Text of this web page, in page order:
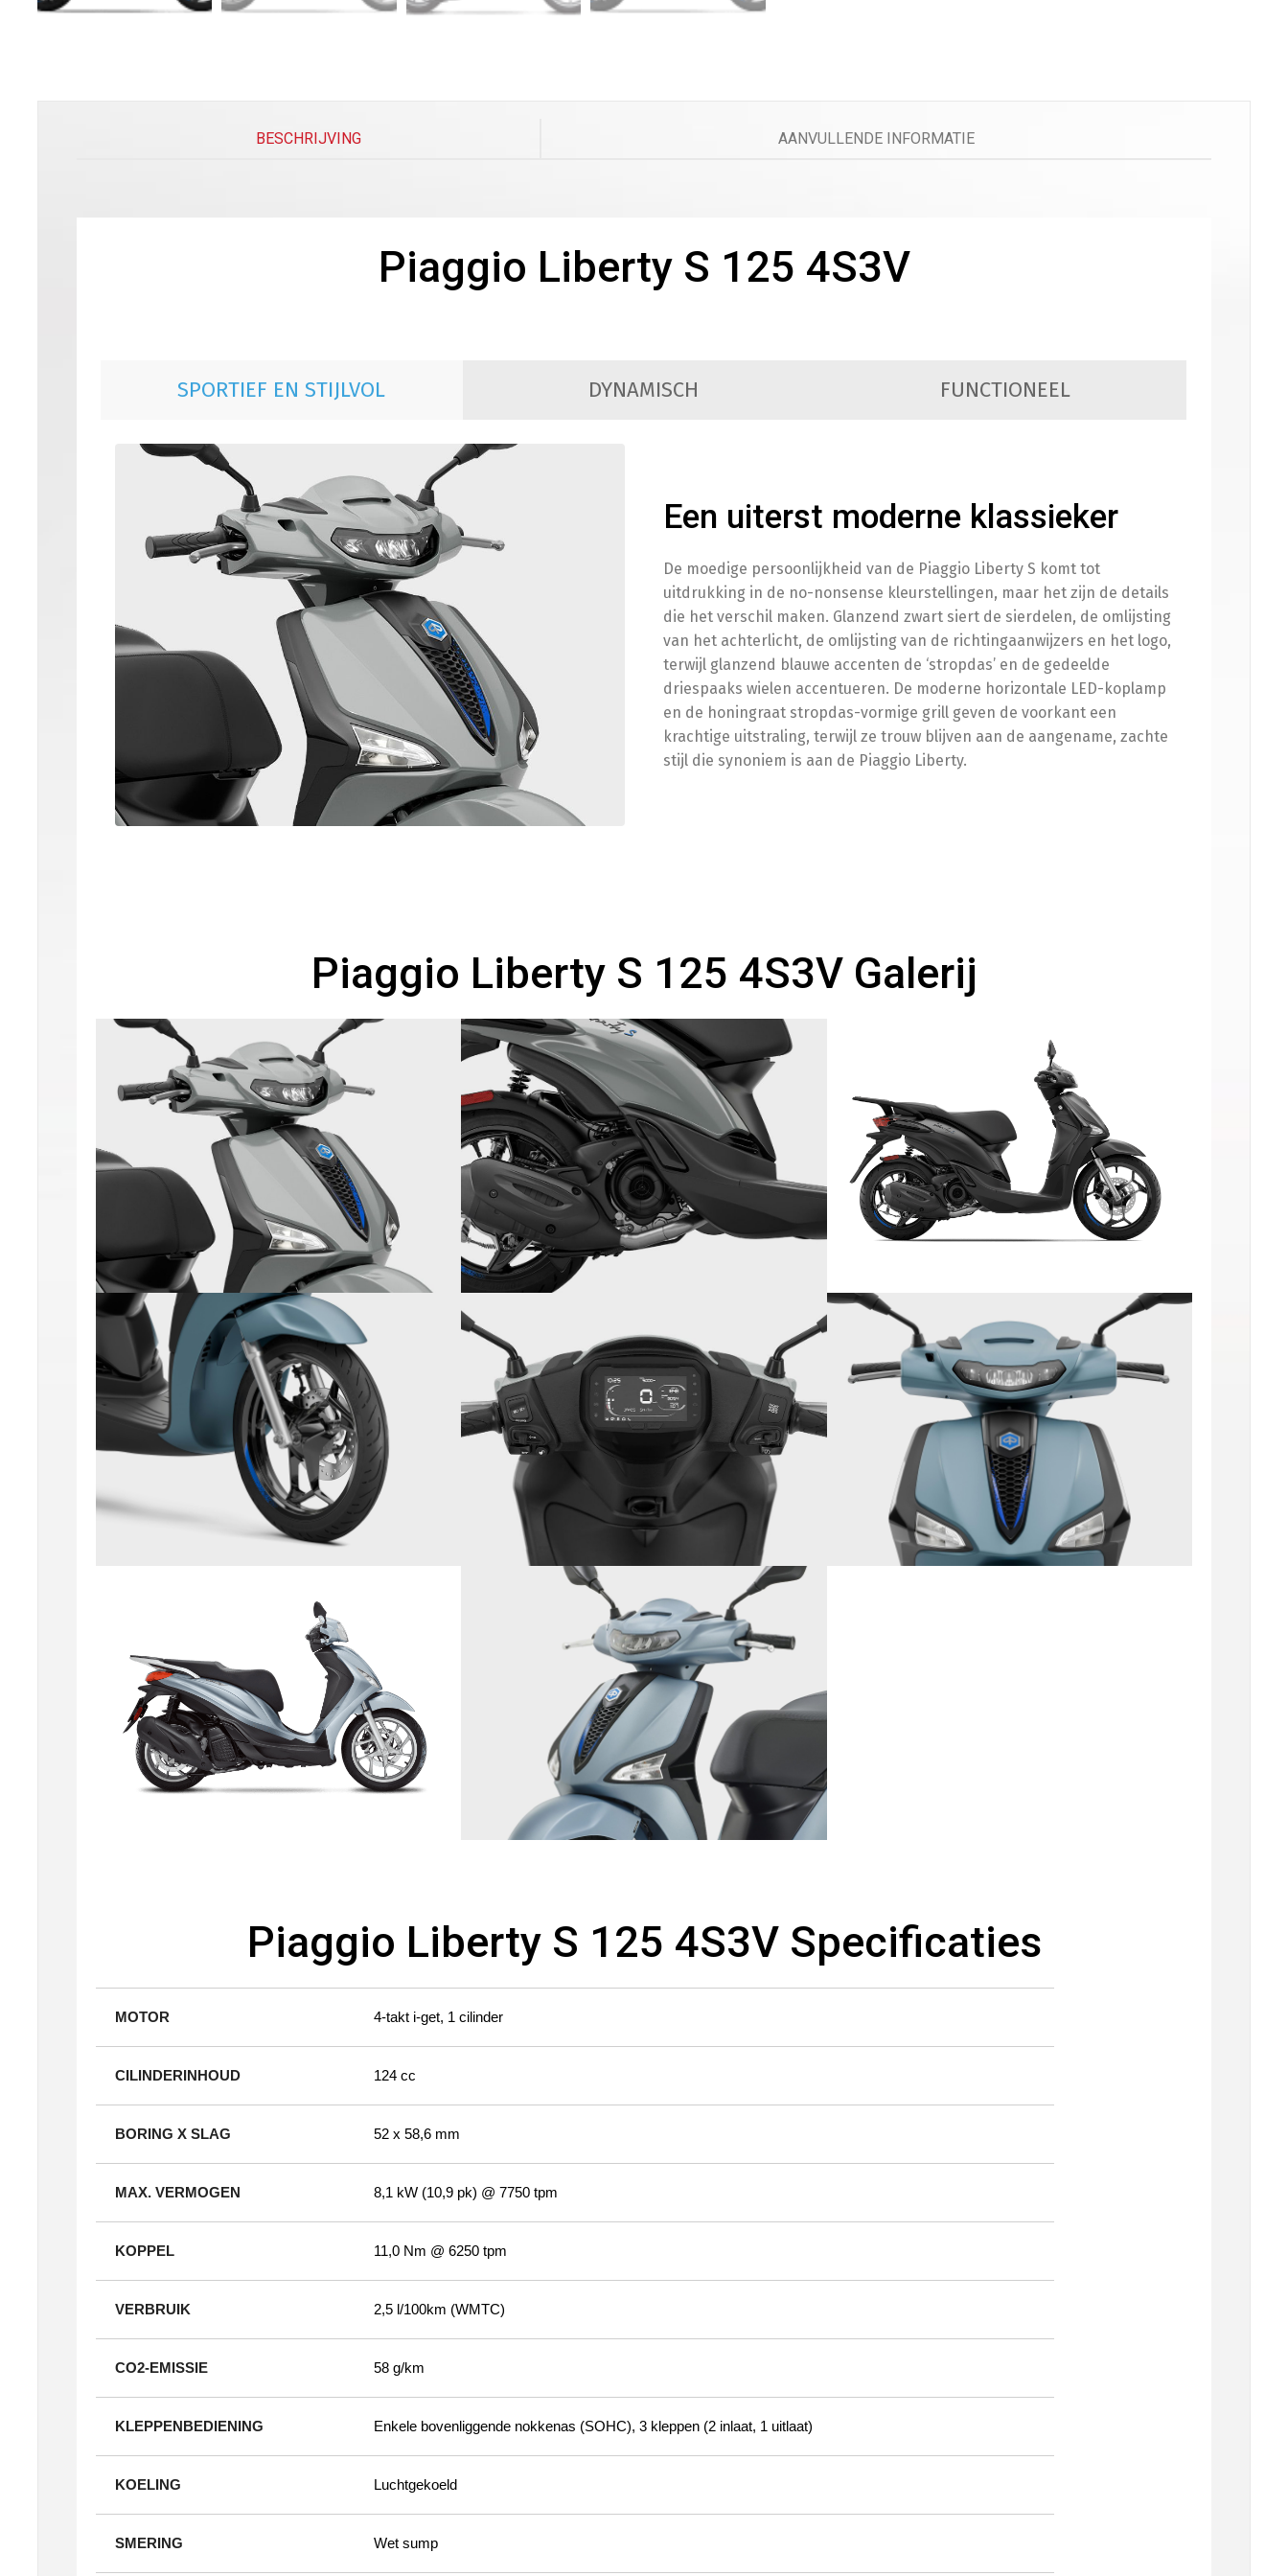
BESCHRIJVING AANVULLENDE INFORMATIE
Piaggio Liberty S 125 4S3V
SPORTIEF EN STIJLVOL DYNAMISCH FUNCTIONEEL
Een uiterst moderne klassieker
De moedige persoonlijkheid van de Piaggio Liberty S komt tot
uitdrukking in de no-nonsense kleurstellingen, maar het zijn de details
die het verschil maken. Glanzend zwart siert de sierdelen, de omlijsting
van het achterlicht, de omlijsting van de richtingaanwijzers en het logo,
terwijl glanzend blauwe accenten de ‘stropdas’ en de gedeelde
driespaaks wielen accentueren. De moderne horizontale LED-koplamp
en de honingraat stropdas-vormige grill geven de voorkant een
krachtige uitstraling, terwijl ze trouw blijven aan de aangename, zachte
stijl die synoniem is aan de Piaggio Liberty.
Piaggio Liberty S 125 4S3V Galerij
Piaggio Liberty S 125 4S3V Specificaties
MOTOR 4-takt i-get, 1 cilinder
CILINDERINHOUD 124 cc
BORING X SLAG 52 x 58,6 mm
MAX. VERMOGEN 8,1 kW (10,9 pk) @ 7750 tpm
KOPPEL 11,0 Nm @ 6250 tpm
VERBRUIK 2,5 l/100km (WMTC)
CO2-EMISSIE 58 g/km
KLEPPENBEDIENING Enkele bovenliggende nokkenas (SOHC), 3 kleppen (2 inlaat, 1 uitlaat)
KOELING Luchtgekoeld
SMERING Wet sump